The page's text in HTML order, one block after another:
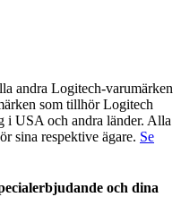
andra Logitech-varumärken
som tillhör Logitech
i USA och andra länder. Alla
sina respektive ägare. Se
och dina